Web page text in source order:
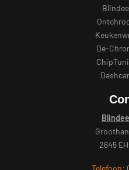
De-
2645